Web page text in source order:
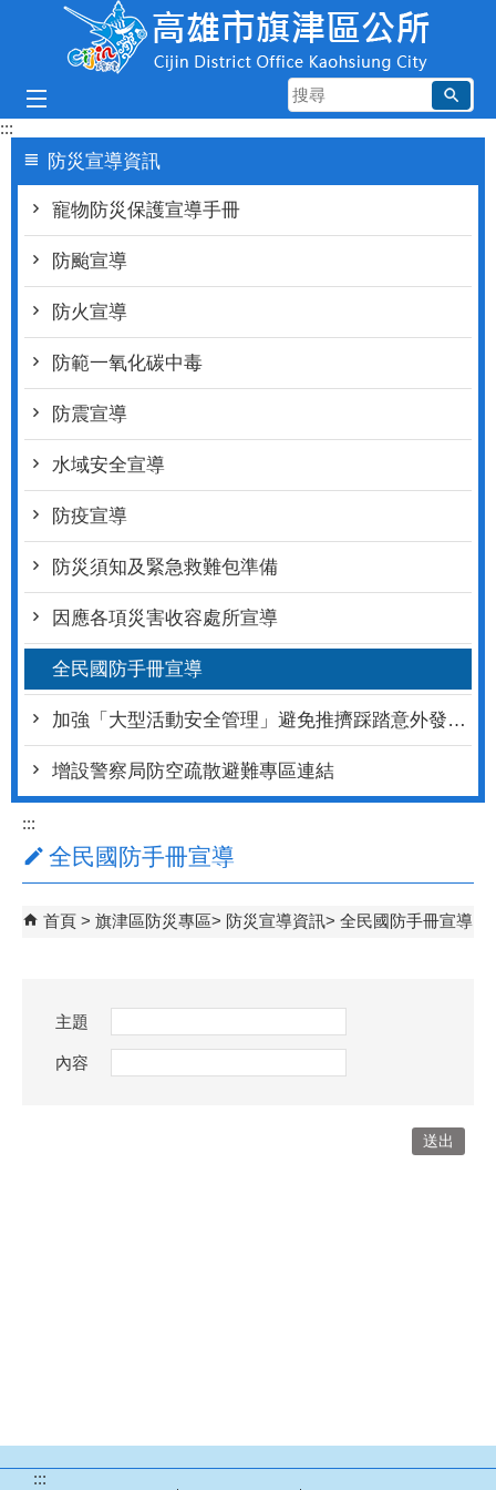
跳到主要內容區塊
搜
尋
:::
防災宣導資訊
寵物防災保護宣導手冊
防颱宣導
防火宣導
防範一氧化碳中毒
防震宣導
水域安全宣導
防疫宣導
防災須知及緊急救難包準備
因應各項災害收容處所宣導
全民國防手冊宣導
加強「大型活動安全管理」避免推擠踩踏意外發生宣導
增設警察局防空疏散避難專區連結
:::
全民國防手冊宣導
首頁 旗津區防災專區 防災宣導資訊 全民國防手冊宣導
主題
內容
:::